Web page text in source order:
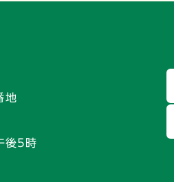
地
後5時